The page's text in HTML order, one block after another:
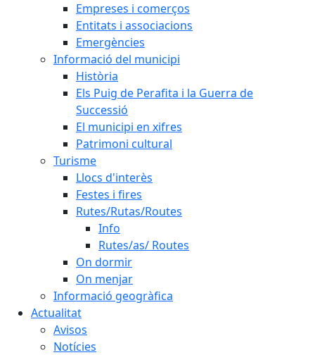
Empreses i comerços
Entitats i associacions
Emergències
Informació del municipi
Història
Els Puig de Perafita i la Guerra de
Successió
El municipi en xifres
Patrimoni cultural
Turisme
Llocs d'interès
Festes i fires
Rutes/Rutas/Routes
Info
Rutes/as/ Routes
On dormir
On menjar
Informació geogràfica
Actualitat
Avisos
Notícies